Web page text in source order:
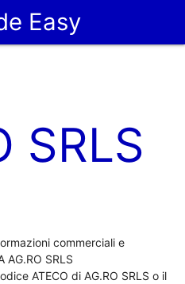
Easy
SRLS
commerciali e
AG.RO SRLS
ATECO di AG.RO SRLS o il